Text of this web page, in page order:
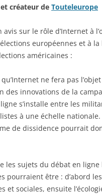
créateur de Touteleurope
avis sur le rôle d’Internet à
européennes et à
américaines :
ne fera pas l’objet
des innovations de la
s’installe entre les
à une échelle nationale.
de dissidence pourrait
les sujets du débat en ligne
pourraient être : d’abord
et sociales, ensuite